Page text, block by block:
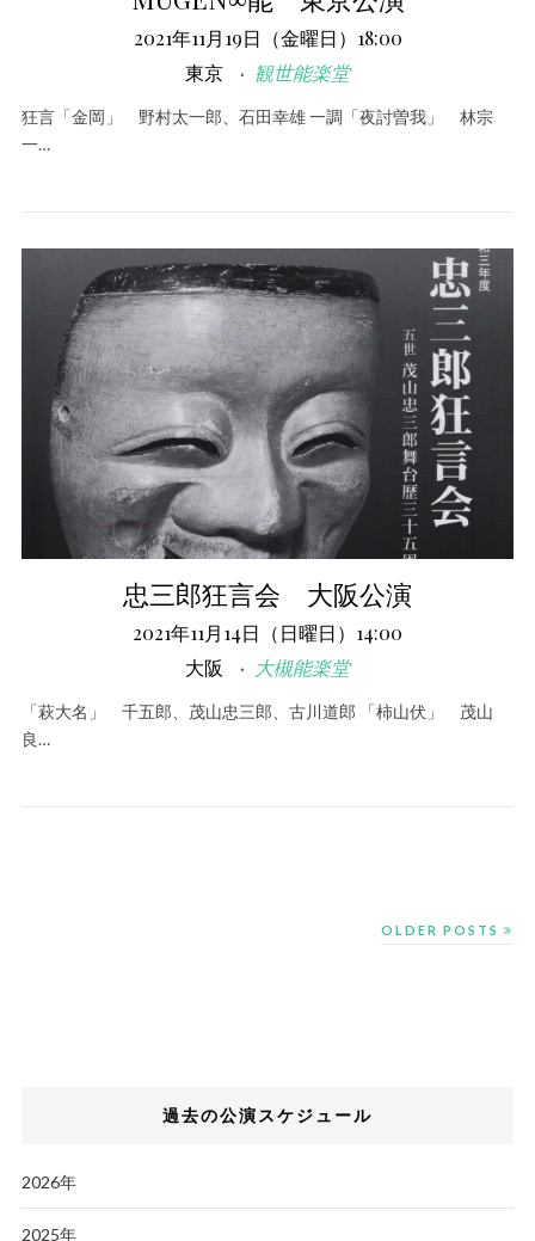
2021年11月19日（金曜日）18:00
東京
観世能楽堂
狂言「金岡」 野村太一郎、石田幸雄 一調「夜討曽我」 林宗
一…
忠三郎狂言会 大阪公演
2021年11月14日（日曜日）14:00
大阪
大槻能楽堂
「萩大名」 千五郎、茂山忠三郎、古川道郎 「柿山伏」 茂山
良…
OLDER POSTS
過去の公演スケジュール
2026年
2025年